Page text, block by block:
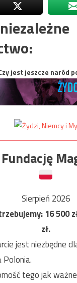
jest jeszcze naród
Sierpień 2026
16 500
zł.
jest niezbędne
Polonia.
tego jak